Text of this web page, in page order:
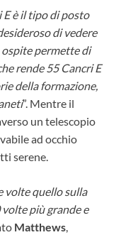
E è il tipo di posto
di vedere
permette di
rende 55 Cancri E
della formazione,
”. Mentre il
un telescopio
ad occhio
serene.
volte quello sulla
più grande e
Matthews